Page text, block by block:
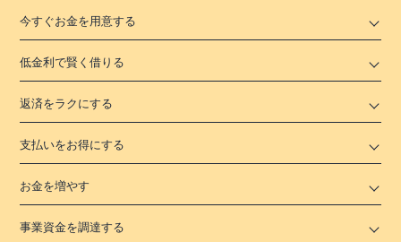
今すぐお金を用意する
低金利で賢く借りる
返済をラクにする
支払いをお得にする
お金を増やす
事業資金を調達する